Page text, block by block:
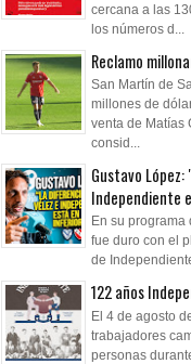
cercana a las
los números d...
Reclamo
San Martín de
millones de
venta de Matías
consid...
Gustavo
Independiente
En su
fue duro con el
de
122 años
El 4 de agosto
trabajadores
personas